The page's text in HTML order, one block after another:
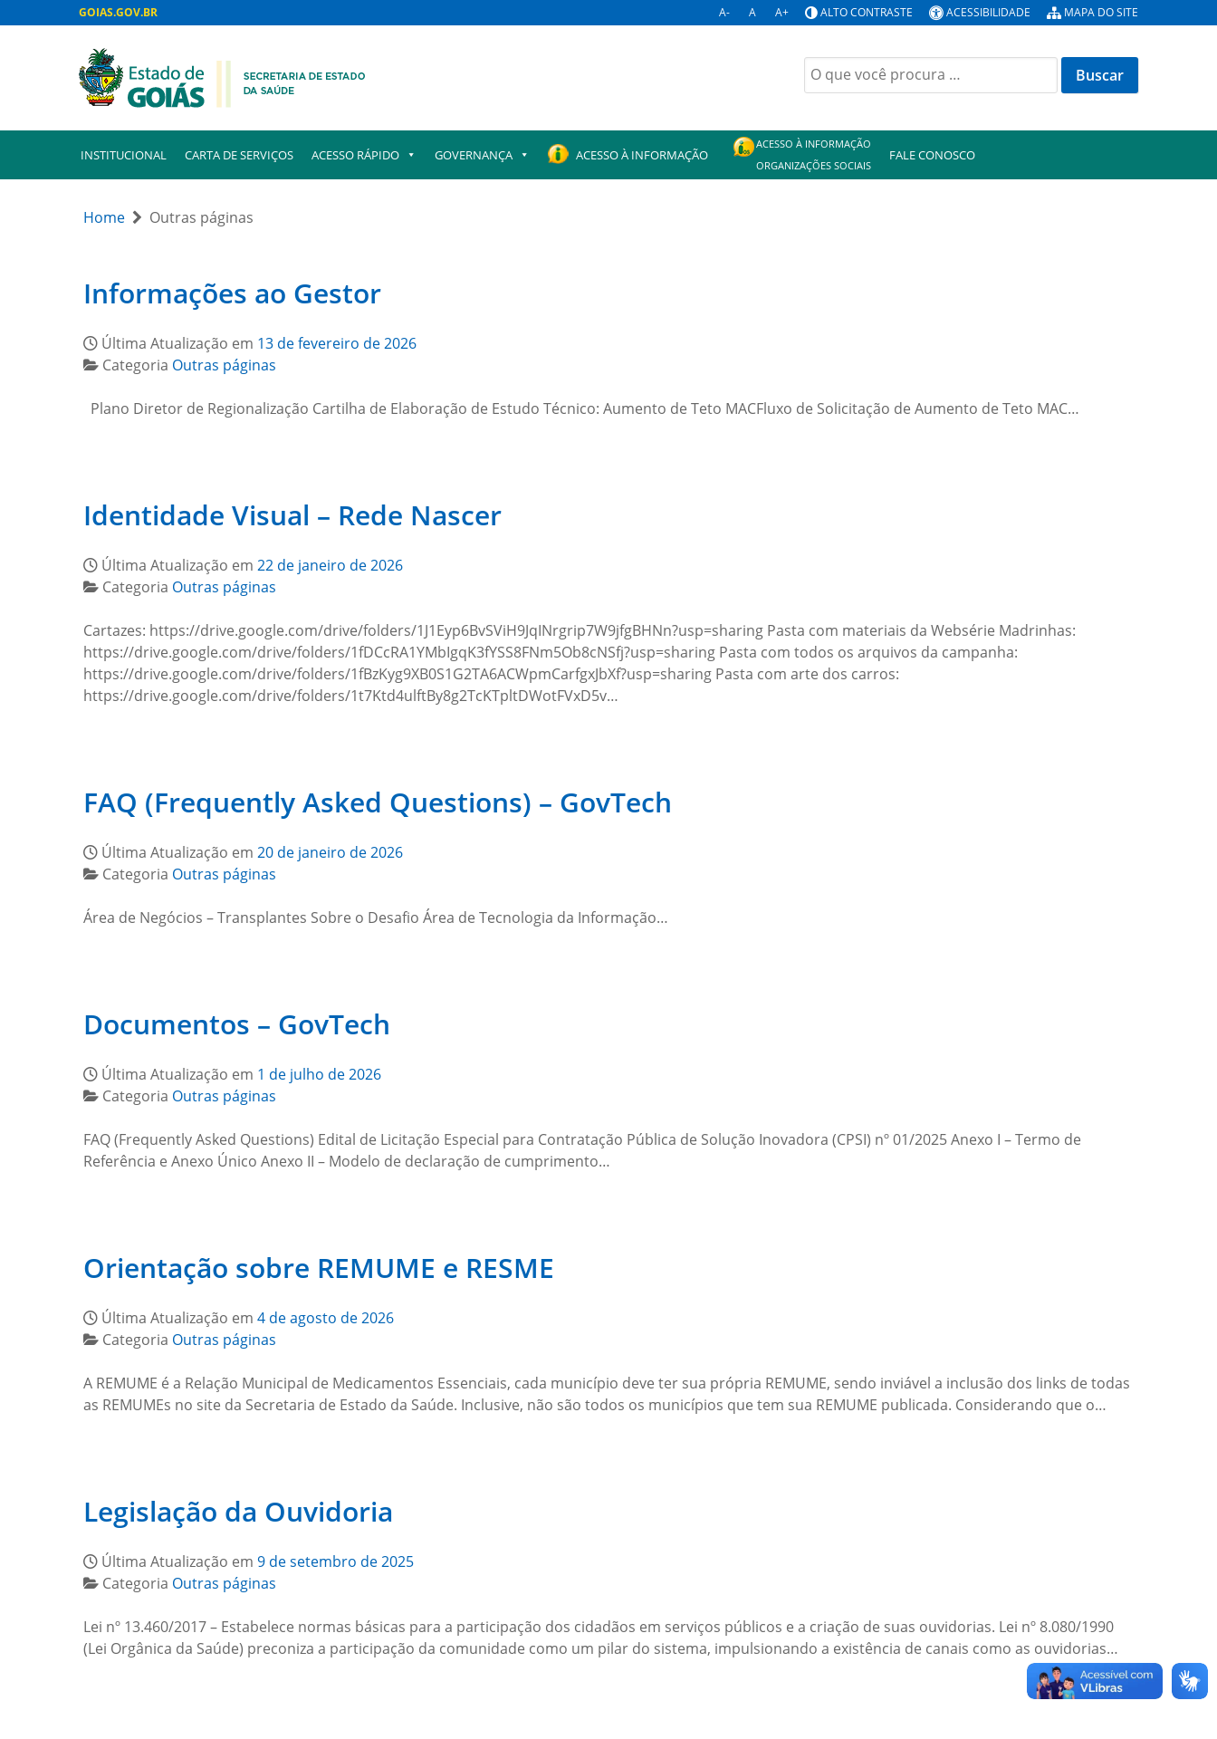
GOIAS.GOV.BR A- A A+ ALTO CONTRASTE ACESSIBILIDADE MAPA DO SITE
Buscar
por:
INSTITUCIONAL CARTA DE SERVIÇOS ACESSO RÁPIDO GOVERNANÇA ACESSO À INFORMAÇÃO
ACESSO À INFORMAÇÃO
ORGANIZAÇÕES SOCIAIS
FALE CONOSCO
Home Outras páginas
Informações ao Gestor
Última Atualização em 13 de fevereiro de 2026
Categoria Outras páginas
Plano Diretor de Regionalização Cartilha de Elaboração de Estudo Técnico: Aumento de Teto MACFluxo de Solicitação de Aumento de Teto MAC…
Identidade Visual – Rede Nascer
Última Atualização em 22 de janeiro de 2026
Categoria Outras páginas
Cartazes: https://drive.google.com/drive/folders/1J1Eyp6BvSViH9JqINrgrip7W9jfgBHNn?usp=sharing Pasta com materiais da Websérie Madrinhas:
https://drive.google.com/drive/folders/1fDCcRA1YMbIgqK3fYSS8FNm5Ob8cNSfj?usp=sharing Pasta com todos os arquivos da campanha:
https://drive.google.com/drive/folders/1fBzKyg9XB0S1G2TA6ACWpmCarfgxJbXf?usp=sharing Pasta com arte dos carros:
https://drive.google.com/drive/folders/1t7Ktd4ulftBy8g2TcKTpltDWotFVxD5v…
FAQ (Frequently Asked Questions) – GovTech
Última Atualização em 20 de janeiro de 2026
Categoria Outras páginas
Área de Negócios – Transplantes Sobre o Desafio Área de Tecnologia da Informação…
Documentos – GovTech
Última Atualização em 1 de julho de 2026
Categoria Outras páginas
FAQ (Frequently Asked Questions) Edital de Licitação Especial para Contratação Pública de Solução Inovadora (CPSI) nº 01/2025 Anexo I – Termo de
Referência e Anexo Único Anexo II – Modelo de declaração de cumprimento…
Orientação sobre REMUME e RESME
Última Atualização em 4 de agosto de 2026
Categoria Outras páginas
A REMUME é a Relação Municipal de Medicamentos Essenciais, cada município deve ter sua própria REMUME, sendo inviável a inclusão dos links de todas
as REMUMEs no site da Secretaria de Estado da Saúde. Inclusive, não são todos os municípios que tem sua REMUME publicada. Considerando que o…
Legislação da Ouvidoria
Última Atualização em 9 de setembro de 2025
Categoria Outras páginas
Lei nº 13.460/2017 – Estabelece normas básicas para a participação dos cidadãos em serviços públicos e a criação de suas ouvidorias. Lei nº 8.080/1990
(Lei Orgânica da Saúde) preconiza a participação da comunidade como um pilar do sistema, impulsionando a existência de canais como as ouvidorias…